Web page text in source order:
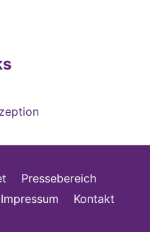
Pressebereich
Impressum Kontakt